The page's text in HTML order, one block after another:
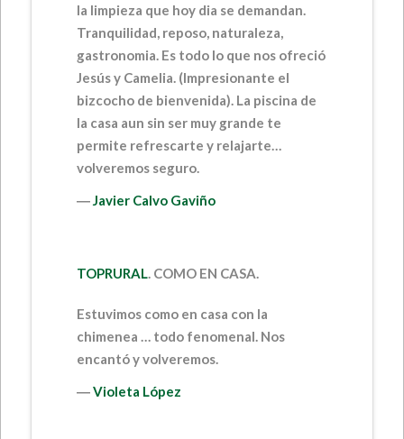
la limpieza que hoy dia se demandan.
Tranquilidad, reposo, naturaleza,
gastronomia. Es todo lo que nos ofreció
Jesús y Camelia. (Impresionante el
bizcocho de bienvenida). La piscina de
la casa aun sin ser muy grande te
permite refrescarte y relajarte…
volveremos seguro.
―Javier Calvo Gaviño
TOPRURAL. COMO EN CASA.
Estuvimos como en casa con la
chimenea … todo fenomenal. Nos
encantó y volveremos.
―Violeta López